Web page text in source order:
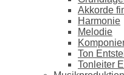
Akkorde
Harmonie
Melodie
Ton
Tonleiter